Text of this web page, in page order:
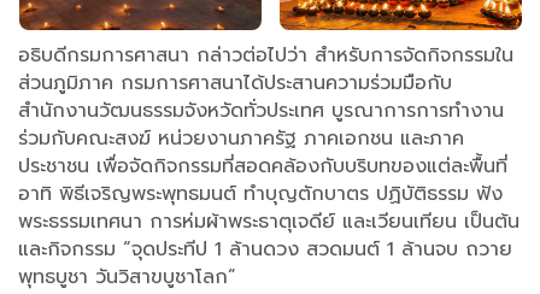
อธิบดีกรมการศาสนา กล่าวต่อไปว่า สำหรับการจัดกิจกรรมใน
ส่วนภูมิภาค กรมการศาสนาได้ประสานความร่วมมือกับ
สำนักงานวัฒนธรรมจังหวัดทั่วประเทศ บูรณาการการทำงาน
ร่วมกับคณะสงฆ์ หน่วยงานภาครัฐ ภาคเอกชน และภาค
ประชาชน เพื่อจัดกิจกรรมที่สอดคล้องกับบริบทของแต่ละพื้นที่
อาทิ พิธีเจริญพระพุทธมนต์ ทำบุญตักบาตร ปฏิบัติธรรม ฟัง
พระธรรมเทศนา การห่มผ้าพระธาตุเจดีย์ และเวียนเทียน เป็นต้น
และกิจกรรม “จุดประทีป 1 ล้านดวง สวดมนต์ 1 ล้านจบ ถวาย
พุทธบูชา วันวิสาขบูชาโลก”